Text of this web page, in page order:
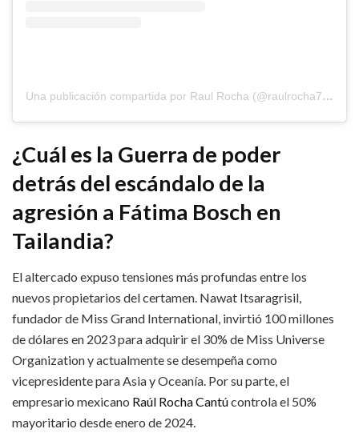
Una publicación compartida por Raul Rocha (@raulrocha777)
¿Cuál es la Guerra de poder
detrás del escándalo de la
agresión a Fátima Bosch en
Tailandia?
El altercado expuso tensiones más profundas entre los
nuevos propietarios del certamen. Nawat Itsaragrisil,
fundador de Miss Grand International, invirtió 100 millones
de dólares en 2023 para adquirir el 30% de Miss Universe
Organization y actualmente se desempeña como
vicepresidente para Asia y Oceanía. Por su parte, el
empresario mexicano Raúl Rocha Cantúcontrola el 50%
mayoritario desde enero de 2024.​